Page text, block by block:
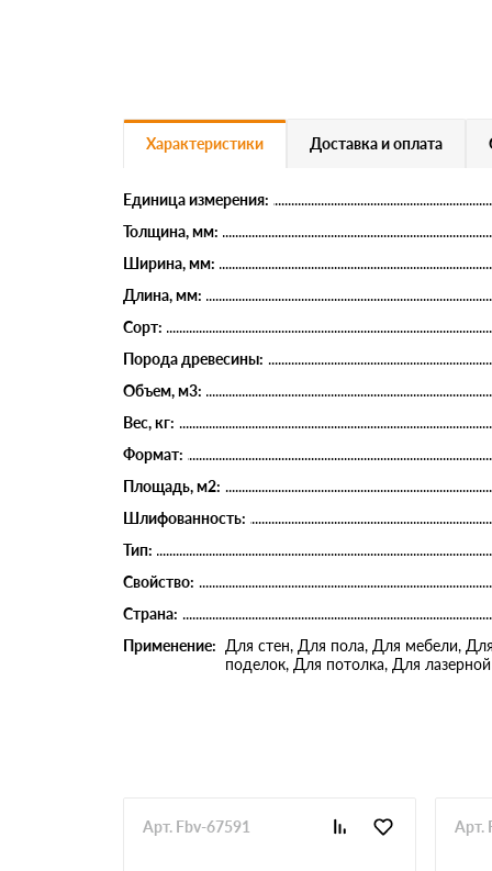
Характеристики Доставка и оплата
Единица измерения:
Толщина, мм:
Ширина, мм:
Длина, мм:
Сорт:
Порода древесины:
Объем, м3:
Вес, кг:
Формат:
Площадь, м2:
Шлифованность:
Тип:
Свойство:
Страна:
Применение: Для стен, Для пола, Для мебели,
поделок, Для потолка, Для
Арт. Fbv-67591 Арт.